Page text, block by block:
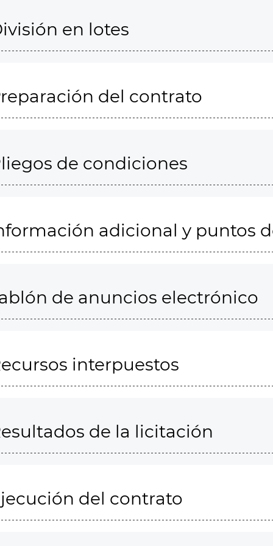
en lotes
del contrato
de condiciones
adicional y puntos
de anuncios electrónico
interpuestos
de la licitación
del contrato